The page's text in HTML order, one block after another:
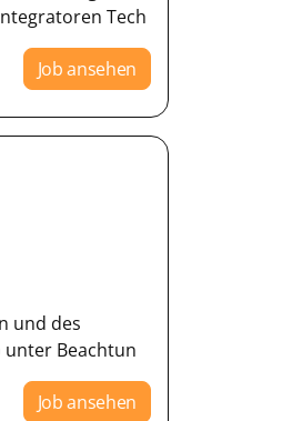
Tech
Job ansehen
und des
Beachtun
Job ansehen